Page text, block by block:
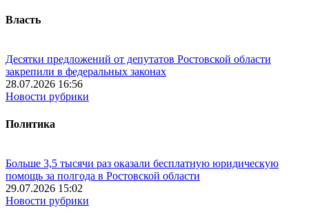
Власть
Десятки предложений от депутатов Ростовской области
закрепили в федеральных законах
28.07.2026 16:56
Новости рубрики
Политика
Больше 3,5 тысячи раз оказали бесплатную юридическую
помощь за полгода в Ростовской области
29.07.2026 15:02
Новости рубрики